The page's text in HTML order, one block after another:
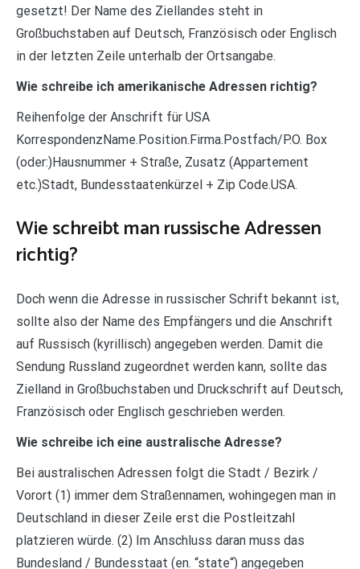
gesetzt! Der Name des Ziellandes steht in
Großbuchstaben auf Deutsch, Französisch oder Englisch
in der letzten Zeile unterhalb der Ortsangabe.
Wie schreibe ich amerikanische Adressen richtig?
Reihenfolge der Anschrift für USA
KorrespondenzName.Position.Firma.Postfach/P.O. Box
(oder:)Hausnummer + Straße, Zusatz (Appartement
etc.)Stadt, Bundesstaatenkürzel + Zip Code.USA.
Wie schreibt man russische Adressen
richtig?
Doch wenn die Adresse in russischer Schrift bekannt ist,
sollte also der Name des Empfängers und die Anschrift
auf Russisch (kyrillisch) angegeben werden. Damit die
Sendung Russland zugeordnet werden kann, sollte das
Zielland in Großbuchstaben und Druckschrift auf Deutsch,
Französisch oder Englisch geschrieben werden.
Wie schreibe ich eine australische Adresse?
Bei australischen Adressen folgt die Stadt / Bezirk /
Vorort (1) immer dem Straßennamen, wohingegen man in
Deutschland in dieser Zeile erst die Postleitzahl
platzieren würde. (2) Im Anschluss daran muss das
Bundesland / Bundesstaat (en. “state“) angegeben